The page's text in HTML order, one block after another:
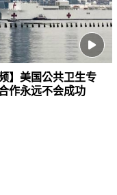
】美国公共卫生专
作永远不会成功